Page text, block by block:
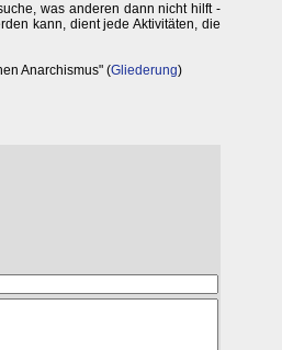
was anderen dann nicht hilft -
kann, dient jede Aktivitäten, die
Anarchismus" (Gliederung)